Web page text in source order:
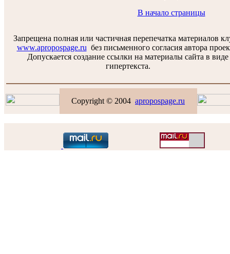
В начало страницы
Запрещена полная или частичная перепечатка материалов
www.apropospage.ru без письменного согласия автора
Допускается создание ссылки на материалы сайта в виде
гипертекста.
Copyright © 2004 apropospage.ru